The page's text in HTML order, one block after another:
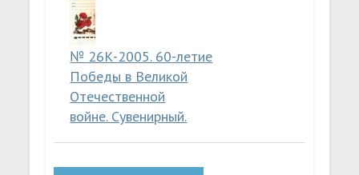
№ 26К-2005. 60-летие
Победы в Великой
Отечественной
войне. Сувенирный.